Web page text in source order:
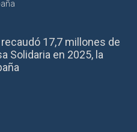
17,7 millones de
Solidaria en 2025, la